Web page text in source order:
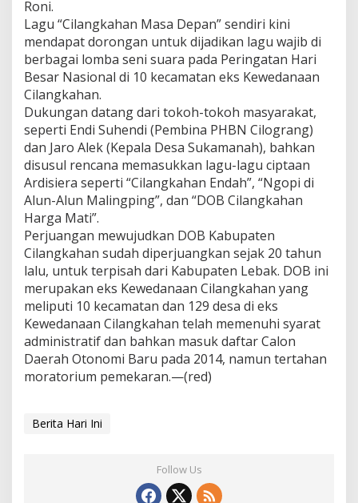
Roni.
Lagu “Cilangkahan Masa Depan” sendiri kini
mendapat dorongan untuk dijadikan lagu wajib di
berbagai lomba seni suara pada Peringatan Hari
Besar Nasional di 10 kecamatan eks Kewedanaan
Cilangkahan.
Dukungan datang dari tokoh-tokoh masyarakat,
seperti Endi Suhendi (Pembina PHBN Cilograng)
dan Jaro Alek (Kepala Desa Sukamanah), bahkan
disusul rencana memasukkan lagu-lagu ciptaan
Ardisiera seperti “Cilangkahan Endah”, “Ngopi di
Alun-Alun Malingping”, dan “DOB Cilangkahan
Harga Mati”.
Perjuangan mewujudkan DOB Kabupaten
Cilangkahan sudah diperjuangkan sejak 20 tahun
lalu, untuk terpisah dari Kabupaten Lebak. DOB ini
merupakan eks Kewedanaan Cilangkahan yang
meliputi 10 kecamatan dan 129 desa di eks
Kewedanaan Cilangkahan telah memenuhi syarat
administratif dan bahkan masuk daftar Calon
Daerah Otonomi Baru pada 2014, namun tertahan
moratorium pemekaran.—(red)
Berita Hari Ini
Follow Us